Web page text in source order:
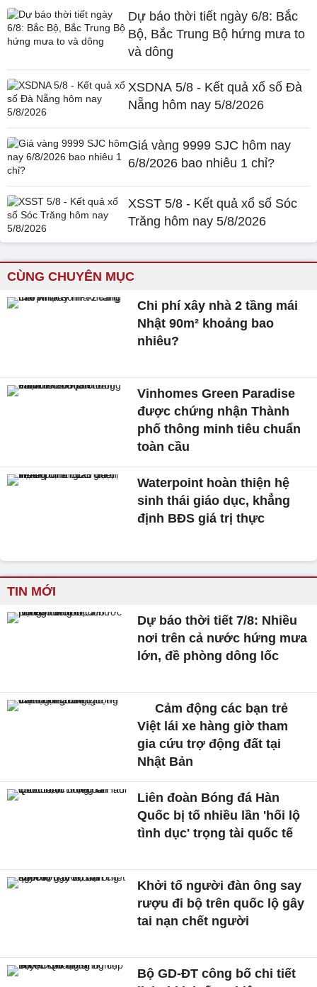
Dự báo thời tiết ngày 6/8: Bắc
Bộ, Bắc Trung Bộ hứng mưa to
và dông
XSDNA 5/8 - Kết quả xổ số Đà
Nẵng hôm nay 5/8/2026
Giá vàng 9999 SJC hôm nay
6/8/2026 bao nhiêu 1 chỉ?
XSST 5/8 - Kết quả xổ số Sóc
Trăng hôm nay 5/8/2026
CÙNG CHUYÊN MỤC
Chi phí xây nhà 2 tầng mái
Nhật 90m² khoảng bao
nhiêu?
Vinhomes Green Paradise
được chứng nhận Thành
phố thông minh tiêu chuẩn
toàn cầu
Waterpoint hoàn thiện hệ
sinh thái giáo dục, khẳng
định BĐS giá trị thực
TIN MỚI
Dự báo thời tiết 7/8: Nhiều
nơi trên cả nước hứng mưa
lớn, đề phòng dông lốc
Cảm động các bạn trẻ
Việt lái xe hàng giờ tham
gia cứu trợ động đất tại
Nhật Bản
Liên đoàn Bóng đá Hàn
Quốc bị tố nhiều lần 'hối lộ
tình dục' trọng tài quốc tế
Khởi tố người đàn ông say
rượu đi bộ trên quốc lộ gây
tai nạn chết người
Bộ GD-ĐT công bố chi tiết